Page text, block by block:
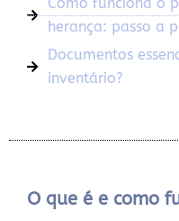
herança: passo a
Documentos
inventário?
O que é e como